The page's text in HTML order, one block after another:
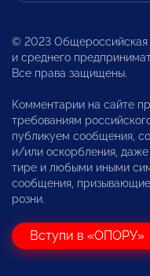
© 2023 Общероссийская
и среднего
Все права защищены.
Комментарии на сайте
требованиям
публикуем сообщения,
и/или оскорбления, даже
тире и любыми иными
сообщения,
розни.
Вступи в «ОПОРУ»